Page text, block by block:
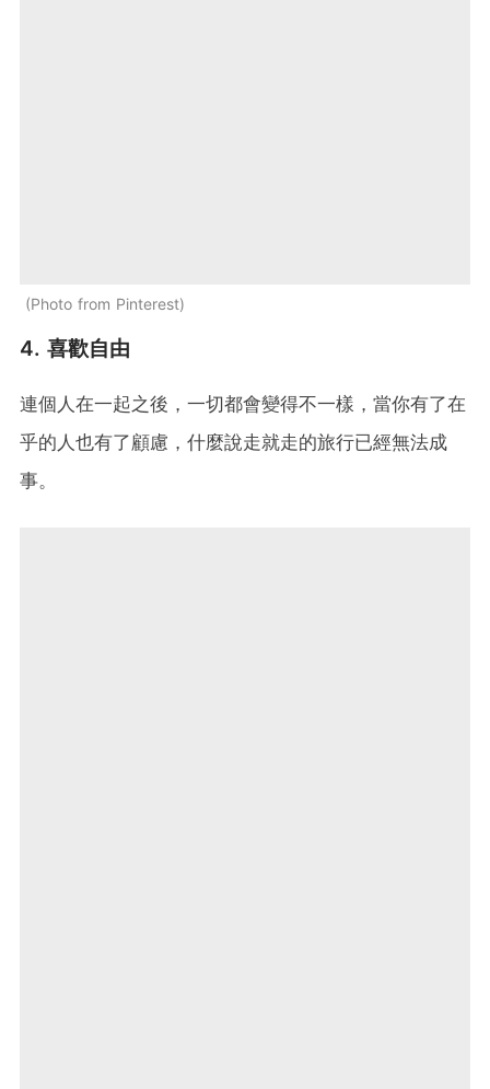
Photo from Pinterest
4. 喜歡自由
連個人在一起之後，一切都會變得不一樣，當你有了在
乎的人也有了顧慮，什麼說走就走的旅行已經無法成
事。